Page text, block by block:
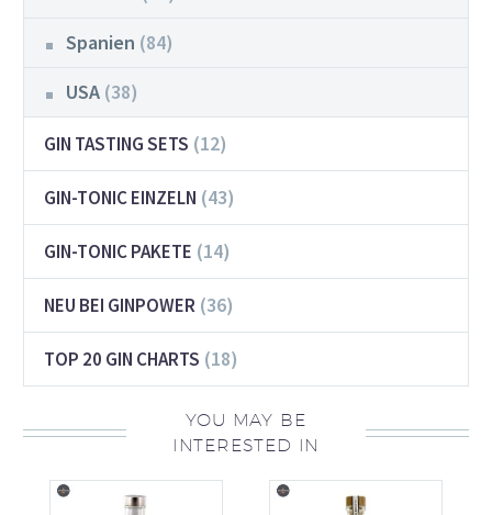
Spanien (84)
USA (38)
GIN TASTING SETS (12)
GIN-TONIC EINZELN (43)
GIN-TONIC PAKETE (14)
NEU BEI GINPOWER (36)
TOP 20 GIN CHARTS (18)
YOU MAY BE
INTERESTED IN